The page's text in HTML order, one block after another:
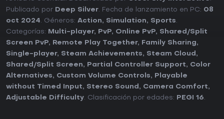
Publicado por Deep Silver. Fecha de lanzamiento en PC: 08
oct 2024. Géneros: Action, Simulation, Sports.
Categorías:
Multi-player, PvP, Online PvP, Shared/Split
Screen PvP, Remote Play Together, Family Sharing,
Single-player, Steam Achievements, Steam Cloud ,
Shared/Split Screen, Partial Controller Support, Color
Alternatives, Custom Volume Controls,
Playable
without Timed Input, Stereo Sound , Camera Comfort,
Adjustable Difficulty. Clasificación por edades: PEGI 16.